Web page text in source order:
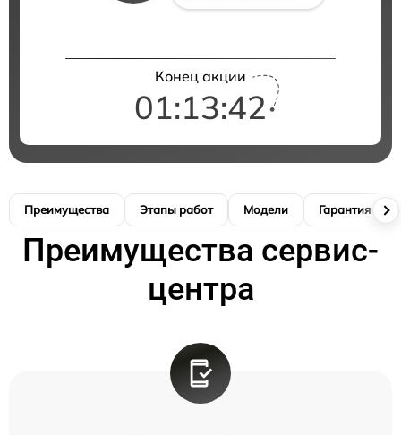
Конец акции
01:13:41
Преимущества Этапы работ Модели Гарантия
Преимущества сервис-
центра